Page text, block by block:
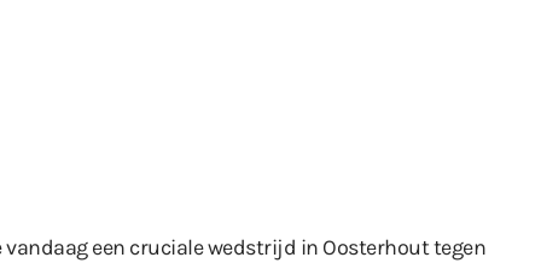
vandaag een cruciale wedstrijd in Oosterhout tegen